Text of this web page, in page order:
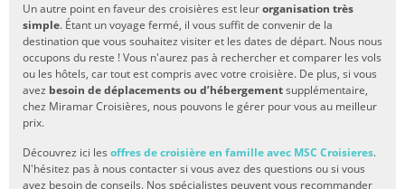
Un autre point en faveur des croisières est leurorganisation très
simple. Étant un voyage fermé, il vous suffit de convenir de la
destination que vous souhaitez visiter et les dates de départ. Nous nous
occupons du reste ! Vous n'aurez pas à rechercher et comparer les vols
ou les hôtels, car tout est compris avec votre croisière. De plus, si vous
avez besoin de déplacements ou d’hébergementsupplémentaire,
chez Miramar Croisières, nous pouvons le gérer pour vous au meilleur
prix.
Découvrez ici les offres de croisière en famille avec MSC Croisieres.
N'hésitez pas à nous contacter si vous avez des questions ou si vous
avez besoin de conseils. Nos spécialistes peuvent vous recommander